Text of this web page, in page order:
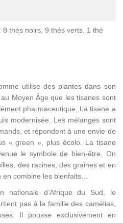
8 thés noirs, 9 thés verts, 1 thé
utilise des plantes dans son
Moyen Âge que les tisanes sont
pharmaceutique. La tisane a
modernisée. Les mélanges sont
et répondent à une envie de
« green », plus écolo. La tisane
le symbole de bien-être. On
des racines, des graines et en
combine les bienfaits…
nationale d’Afrique du Sud, le
pas à la famille des camélias,
Il pousse exclusivement en